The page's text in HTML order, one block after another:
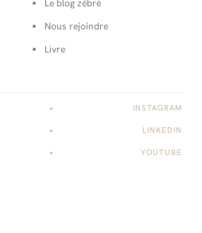
Le blog zébré
Nous rejoindre
Livre
INSTAGRAM
LINKEDIN
YOUTUBE